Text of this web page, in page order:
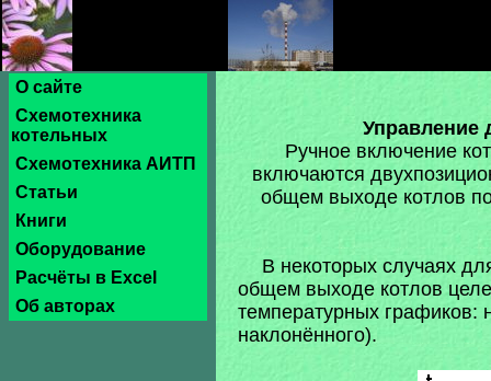
О сайте
Схемотехника
котельных
Схемотехника АИТП
Статьи
Книги
Оборудование
Расчёты в Excel
Об авторах
Управление
Ручное включение
включаются
общем выходе котлов
В некоторых случаях
общем выходе котлов
температурных графиков:
наклонённого).